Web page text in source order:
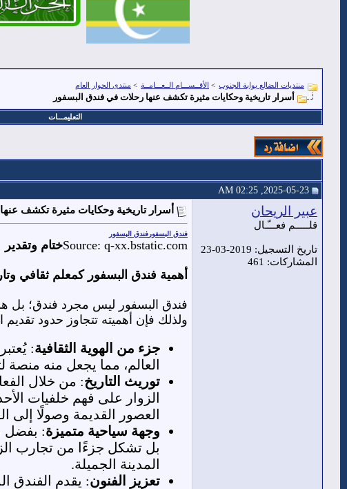
منتديات الضالع بوابة الجنوب > الأقــســـام الــعـــامــة > منتدى الحوار العام
أسرار تاريخية وحكايات مثيرة تكشف عنها رحلات في فندق البسفور
التعليمـــات
عبير الريحان
قلـــــم فعـــّـال
تاريخ التسجيل: 2019-03-23
المشاركات: 461
أسرار تاريخية وحكايات مثيرة تكشف
فندق البسفور فندق البسفور
Source: q-xx.bstatic.comختام وتقدير
أهمية فندق البسفور كمعلم ثقافي
فندق البسفور ليس مجرد فندق؛ بل
ولذلك فإن أهميته تتجاوز حدود تقديم
جزء من الهوية الثقافية:
العالم، مما يجعل منه منصة
توريث التاريخ: من خلال
الزوار على فهم خلفيات
العصور القديمة وصولًا إلى
وجهة سياحية متميزة: بفضل
بل تشكل جزءًا من تجارب
المدينة الجميلة.
تعزيز الفنون: يقدم الفندق